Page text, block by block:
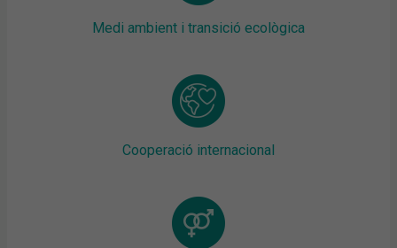
Medi ambient i transició ecològica
Cooperació internacional